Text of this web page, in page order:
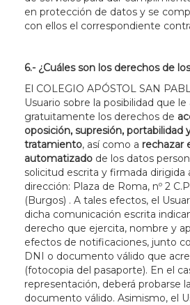
en protección de datos y se
con ellos el correspondiente
6.- ¿Cuáles son los derechos de
El COLEGIO APÓSTOL SAN
Usuario sobre la posibilidad que
gratuitamente los derechos de
oposición, supresión, portabilidad
tratamiento, así como a rechazar
automatizado de los datos
solicitud escrita y firmada dirigida
dirección: Plaza de Roma, nº 2
(Burgos) . A tales efectos, el
dicha comunicación escrita
derecho que ejercita, nombre y
efectos de notificaciones, junto
DNI o documento válido que
(fotocopia del pasaporte). En el
representación, deberá probarse
documento válido. Asimismo, el